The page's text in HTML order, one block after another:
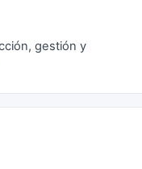
gestión y